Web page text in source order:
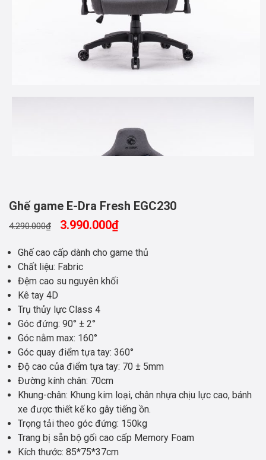
Ghế game E-Dra Fresh EGC230
4.290.000₫ 3.990.000₫
Ghế cao cấp dành cho game thủ
Chất liệu: Fabric
Đệm cao su nguyên khối
Kê tay 4D
Trụ thủy lực Class 4
Góc đứng: 90° ± 2°
Góc nằm max: 160°
Góc quay điểm tựa tay: 360°
Độ cao của điểm tựa tay: 70 ± 5mm
Đường kính chân: 70cm
Khung-chân: Khung kim loại, chân nhựa chịu lực cao, bánh
xe được thiết kế ko gây tiếng ồn.
Trọng tải theo góc đứng: 150kg
Trang bị sẵn bộ gối cao cấp Memory Foam
Kích thước: 85*75*37cm